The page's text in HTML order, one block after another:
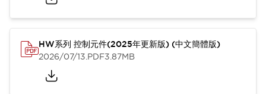
HW系列 控制元件(2025年更新版) (中文簡體版)
2026/07/13.PDF3.87MB